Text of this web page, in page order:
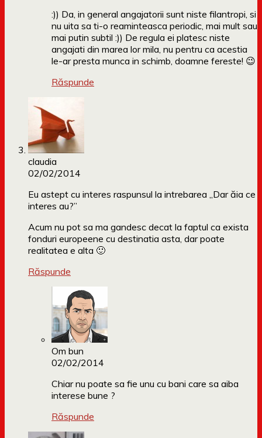
:)) Da, in general angajatorii sunt niste filantropi, si
nu uita sa ti-o reaminteasca periodic, mai mult sau
mai putin subtil :)) De regula ei platesc niste
angajati din marea lor mila, nu pentru ca acestia
le-ar presta munca in schimb, doamne fereste! 😉
Răspunde
claudia
02/02/2014
Eu astept cu interes raspunsul la intrebarea „Dar ăia ce
interes au?”
Acum nu pot sa ma gandesc decat la faptul ca exista
fonduri europeene cu destinatia asta, dar poate
realitatea e alta 🙂
Răspunde
Om bun
02/02/2014
Chiar nu poate sa fie unu cu bani care sa aiba
interese bune ?
Răspunde